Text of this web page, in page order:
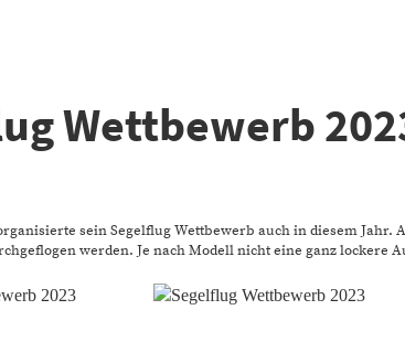
Wettbewerb
sein Segelflug Wettbewerb auch in diesem
werden. Je nach Modell nicht eine ganz lockere